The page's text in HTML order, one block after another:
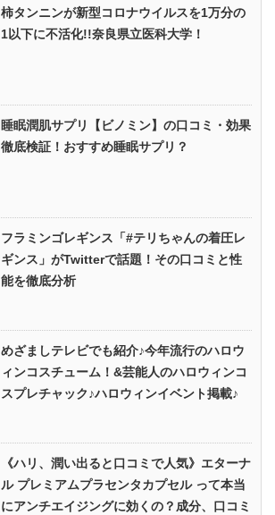
柿タンニンが新型コロナウイルスを1万分の
1以下に不活化!!奈良県立医科大学！
睡眠潤肌サプリ【ビノミン】の口コミ・効果
徹底検証！おすすめ睡眠サプリ？
フラミンゴレギンス「#テリちゃんの着圧レ
ギンス」がTwitterで話題！その口コミと性
能を徹底分析
めざましテレビでも紹介♪今年流行のハロウ
ィンコスチューム！&芸能人のハロウィンコ
スプレチャック♪ハロウィンイベント掲載♪
《ハリ、潤い出ると口コミで人気》エターナ
ル プレミアムプラセンタカプセル って本当
にアンチエイジングに効くの？成分、口コミ